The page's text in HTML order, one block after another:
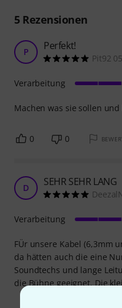
5Rezensionen
P Perfekt!
Pit92
Machen was sie sollen
Verarbeitung
0 0
D SEHR SEHR LANG
FÜr unsere Kabel (6,3mm
da hätten auch die eine
Soundtechs und lange
die Bühne geeignet. Die
Verarbeitung